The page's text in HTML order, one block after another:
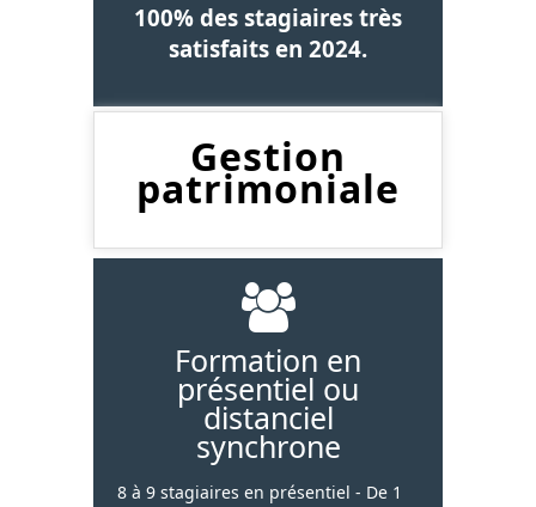
100% des stagiaires très
satisfaits en 2024.
Gestion
patrimoniale
Formation en
présentiel ou
distanciel
synchrone
8 à 9 stagiaires en présentiel - De 1